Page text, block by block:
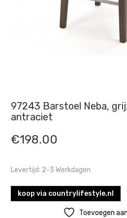
97243 Barstoel Neba,
antraciet
€198.00
Levertijd: 2-3 Werkdagen
koop via countrylifestyle.nl
Toevoegen